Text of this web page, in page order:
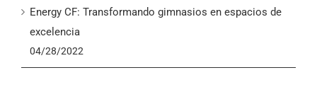
Energy CF: Transformando gimnasios en espacios de
excelencia
04/28/2022